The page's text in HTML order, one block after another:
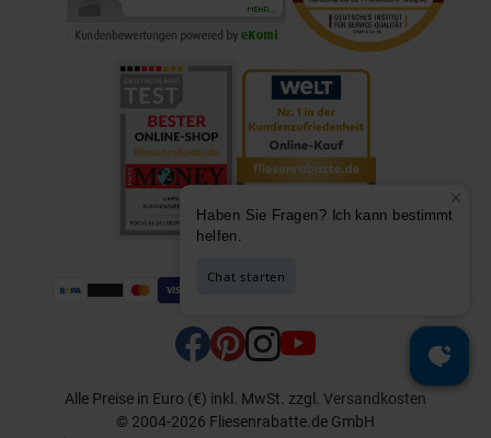
Alle Preise in Euro (€) inkl. MwSt. zzgl. Versandkosten
© 2004-2026 Fliesenrabatte.de GmbH